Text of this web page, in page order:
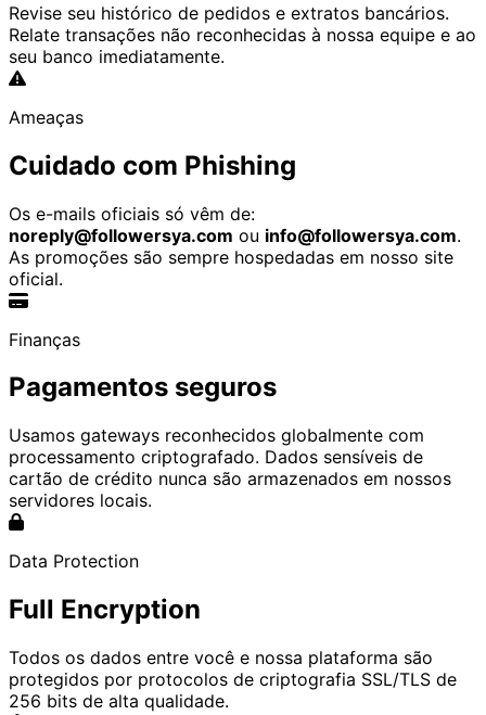
Revise seu histórico de pedidos e extratos bancários.
Relate transações não reconhecidas à nossa equipe e ao
seu banco imediatamente.
Ameaças
Cuidado com Phishing
Os e-mails oficiais só vêm de:
noreply@followersya.com ou info@followersya.com.
As promoções são sempre hospedadas em nosso site
oficial.
Finanças
Pagamentos seguros
Usamos gateways reconhecidos globalmente com
processamento criptografado. Dados sensíveis de
cartão de crédito nunca são armazenados em nossos
servidores locais.
Data Protection
Full Encryption
Todos os dados entre você e nossa plataforma são
protegidos por protocolos de criptografia SSL/TLS de
256 bits de alta qualidade.